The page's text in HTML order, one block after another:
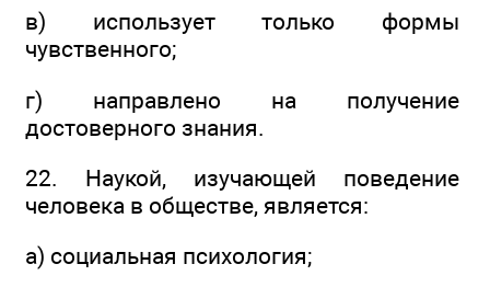
в) использует только формы
чувственного;
г) направлено на получение
достоверного знания.
22. Наукой, изучающей поведение
человека в обществе, является:
а) социальная психология;